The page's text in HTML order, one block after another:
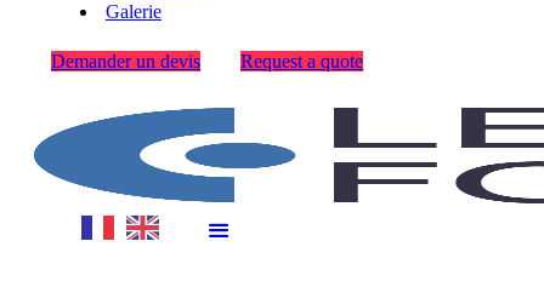
Galerie
Demander un devis Request a quote